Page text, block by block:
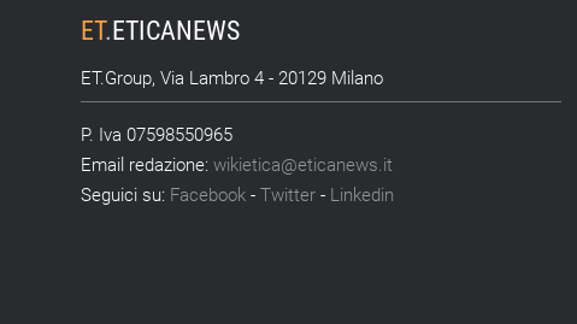
ET.ETICANEWS
ET.Group, Via Lambro 4 - 20129 Milano
P. Iva 07598550965
Email redazione:wikietica@eticanews.it
Seguici su: Facebook -Twitter - Linkedin